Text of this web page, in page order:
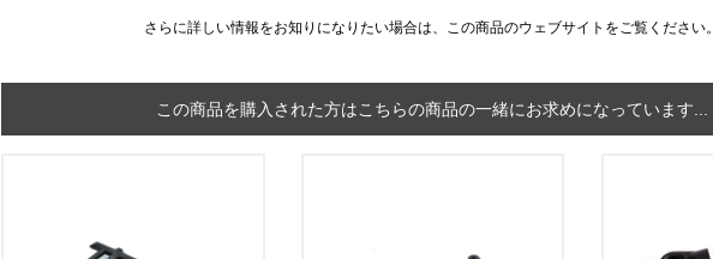
さらに詳しい情報をお知りになりたい場合は、 この商品のウェブサイト をご覧ください。
この商品を購入された方はこちらの商品の一緒にお求めになっています...